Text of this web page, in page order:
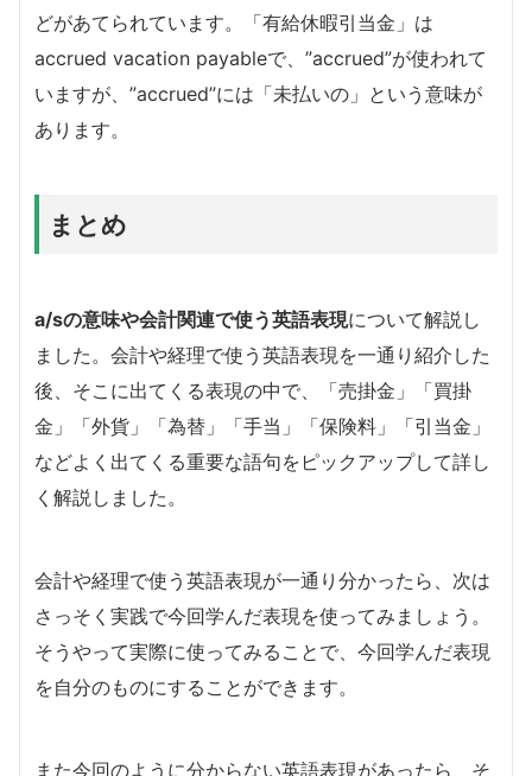
どがあてられています。「有給休暇引当金」は
accrued vacation payableで、”accrued”が使われて
いますが、”accrued”には「未払いの」という意味が
あります。
まとめ
a/sの意味や会計関連で使う英語表現について解説し
ました。会計や経理で使う英語表現を一通り紹介した
後、そこに出てくる表現の中で、「売掛金」「買掛
金」「外貨」「為替」「手当」「保険料」「引当金」
などよく出てくる重要な語句をピックアップして詳し
く解説しました。
会計や経理で使う英語表現が一通り分かったら、次は
さっそく実践で今回学んだ表現を使ってみましょう。
そうやって実際に使ってみることで、今回学んだ表現
を自分のものにすることができます。
また今回のように分からない英語表現があったら、そ